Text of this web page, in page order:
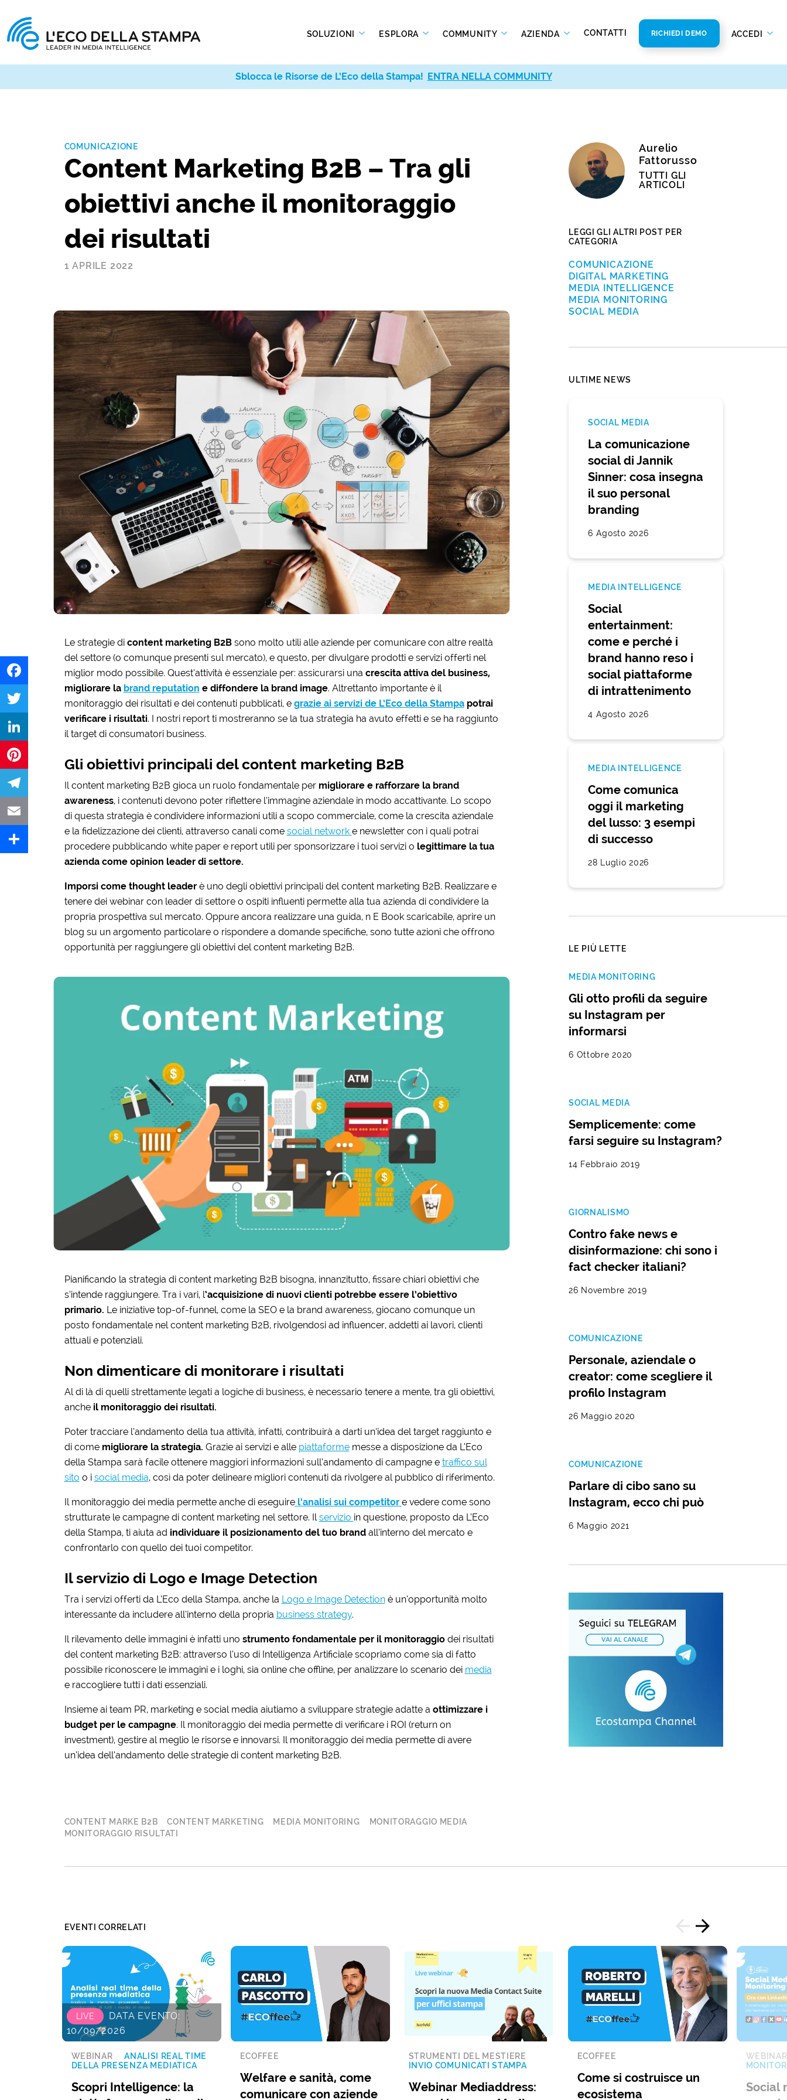
SOLUZIONI ESPLORA COMMUNITY AZIENDA CONTATTI RICHIEDI DEMO ACCEDI
Facebook
Twitter
LinkedIn
Pinterest
Telegram
Email
COMUNICAZIONE
Content Marketing B2B – Tra gli
obiettivi anche il monitoraggio
dei risultati
1 APRILE 2022
Le strategie di content marketing B2Bsono molto utili alle aziende per comunicare con altre realtà
del settore (o comunque presenti sul mercato), e questo, per divulgare prodotti e servizi offerti nel
miglior modo possibile. Quest’attività è essenziale per: assicurarsi una crescita attiva del business,
migliorare la brand reputation e diffondere la brand image. Altrettanto importante è il
monitoraggio dei risultati e dei contenuti pubblicati, e grazie ai servizi de L’Eco della Stampapotrai
verificare i risultati. I nostri report ti mostreranno se la tua strategia ha avuto effetti e se ha raggiunto
il target di consumatori business.
Gli obiettivi principali del content marketing B2B
Il content marketing B2B gioca un ruolo fondamentale per migliorare e rafforzare la brand
awareness, i contenuti devono poter riflettere l’immagine aziendale in modo accattivante. Lo scopo
di questa strategia è condividere informazioni utili a scopo commerciale, come la crescita aziendale
e la fidelizzazione dei clienti, attraverso canali come social network e newsletter con i quali potrai
procedere pubblicando white paper e report utili per sponsorizzare i tuoi servizi o legittimare la tua
azienda come opinion leader di settore.
Imporsi come thought leader è uno degli obiettivi principali del content marketing B2B. Realizzare e
tenere dei webinar con leader di settore o ospiti influenti permette alla tua azienda di condividere la
propria prospettiva sul mercato. Oppure ancora realizzare una guida, n E Book scaricabile, aprire un
blog su un argomento particolare o rispondere a domande specifiche, sono tutte azioni che offrono
opportunità per raggiungere gli obiettivi del content marketing B2B.
Pianificando la strategia di content marketing B2B bisogna, innanzitutto, fissare chiari obiettivi che
s’intende raggiungere. Tra i vari, l‘acquisizione di nuovi clienti potrebbe essere l’obiettivo
primario. Le iniziative top-of-funnel, come la SEO e la brand awareness, giocano comunque un
posto fondamentale nel content marketing B2B, rivolgendosi ad influencer, addetti ai lavori, clienti
attuali e potenziali.
Non dimenticare di monitorare i risultati
Al di là di quelli strettamente legati a logiche di business, è necessario tenere a mente, tra gli obiettivi,
ancheil monitoraggio dei risultati.
Poter tracciare l’andamento della tua attività, infatti, contribuirà a darti un’idea del target raggiunto e
di come migliorare la strategia. Grazie ai servizi e alle piattaformemesse a disposizione da L’Eco
della Stampa sarà facile ottenere maggiori informazioni sull’andamento di campagne e traffico sul
sito o i social media, così da poter delineare migliori contenuti da rivolgere al pubblico di riferimento.
Il monitoraggio dei media permette anche di eseguire l’analisi sui competitor e vedere come sono
strutturate le campagne di content marketing nel settore. Ilservizio in questione, proposto da L’Eco
della Stampa, ti aiuta ad individuare il posizionamento del tuo brand all’interno del mercato e
confrontarlo con quello dei tuoi competitor.
Il servizio di Logo e Image Detection
Tra i servizi offerti da L’Eco della Stampa, anche la Logo e Image Detectionè un’opportunità molto
interessante da includere all’interno della propria business strategy.
Il rilevamento delle immagini è infatti uno strumento fondamentale per il monitoraggio dei risultati
del content marketing B2B: attraverso l’uso di Intelligenza Artificiale scopriamo come sia di fatto
possibile riconoscere le immagini e i loghi, sia online che offline, per analizzare lo scenario dei media
e raccogliere tutti i dati essenziali.
Insieme ai team PR, marketing e social media aiutiamo a sviluppare strategie adatte a ottimizzare i
budget per le campagne. Il monitoraggio dei media permette di verificare i ROI (return on
investment), gestire al meglio le risorse e innovarsi. Il monitoraggio dei media permette di avere
un’idea dell’andamento delle strategie di content marketing B2B.
CONTENT MARKE B2B CONTENT MARKETING MEDIA MONITORING
MONITORAGGIO MEDIA
MONITORAGGIO RISULTATI
Aurelio
Fattorusso
TUTTI GLI
ARTICOLI
LEGGI GLI ALTRI POST PER
CATEGORIA
COMUNICAZIONE
DIGITAL MARKETING
MEDIA INTELLIGENCE
MEDIA MONITORING
SOCIAL MEDIA
ULTIME NEWS
SOCIAL MEDIA
La comunicazione
social di Jannik
Sinner: cosa insegna
il suo personal
branding
6 Agosto 2026
MEDIA INTELLIGENCE
Social
entertainment:
come e perché i
brand hanno reso i
social piattaforme
di intrattenimento
4 Agosto 2026
MEDIA INTELLIGENCE
Come comunica
oggi il marketing
del lusso: 3 esempi
di successo
28 Luglio 2026
LE PIÙ LETTE
MEDIA MONITORING
Gli otto profili da seguire
su Instagram per
informarsi
6 Ottobre 2020
SOCIAL MEDIA
Semplicemente: come
farsi seguire su Instagram?
14 Febbraio 2019
GIORNALISMO
Contro fake news e
disinformazione: chi sono i
fact checker italiani?
26 Novembre 2019
COMUNICAZIONE
Personale, aziendale o
creator: come scegliere il
profilo Instagram
26 Maggio 2020
COMUNICAZIONE
Parlare di cibo sano su
Instagram, ecco chi può
6 Maggio 2021
EVENTI CORRELATI
LIVE
DATA EVENTO:
10/09/2026
WEBINAR
ANALISI REAL TIME
DELLA PRESENZA MEDIATICA
Scopri Intelligence: la
ECOFFEE
Welfare e sanità, come
comunicare con aziende
STRUMENTI DEL MESTIERE
INVIO COMUNICATI STAMPA
Webinar Mediaddress:
ECOFFEE
Come si costruisce un
ecosistema
WEBINAR
Social
Sblocca le Risorse de L’Eco della Stampa! ENTRA NELLA COMMUNITY